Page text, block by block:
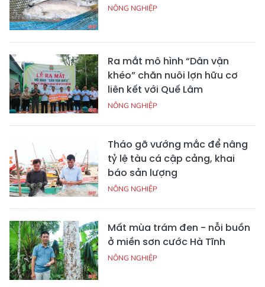
NÔNG NGHIỆP
Ra mắt mô hình “Dân vận
khéo” chăn nuôi lợn hữu cơ
liên kết với Quế Lâm
NÔNG NGHIỆP
Tháo gỡ vướng mắc để nâng
tỷ lệ tàu cá cập cảng, khai
báo sản lượng
NÔNG NGHIỆP
Mất mùa trám đen - nỗi buồn
ở miền sơn cước Hà Tĩnh
NÔNG NGHIỆP